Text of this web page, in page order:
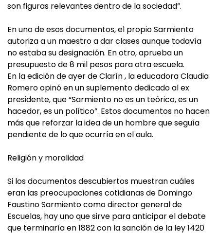
son figuras relevantes dentro de la sociedad”.
En uno de esos documentos, el propio Sarmiento
autoriza a un maestro a dar clases aunque todavía
no estaba su designación. En otro, aprueba un
presupuesto de 8 mil pesos para otra escuela.
En la edición de ayer de Clarín , la educadora Claudia
Romero opinó en un suplemento dedicado al ex
presidente, que “Sarmiento no es un teórico, es un
hacedor, es un político”. Estos documentos no hacen
más que reforzar la idea de un hombre que seguía
pendiente de lo que ocurría en el aula.
Religión y moralidad
Si los documentos descubiertos muestran cuáles
eran las preocupaciones cotidianas de Domingo
Faustino Sarmiento como director general de
Escuelas, hay uno que sirve para anticipar el debate
que terminaría en 1882 con la sanción de la ley 1420